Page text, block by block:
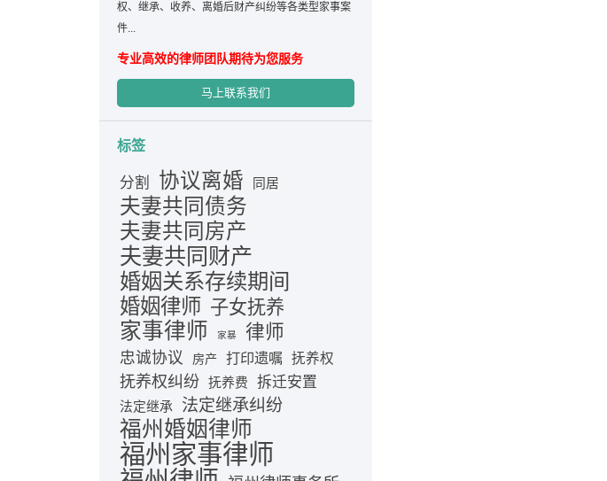
权、继承、收养、离婚后财产纠纷等各类型家事案
件...
专业高效的律师团队期待为您服务
马上联系我们
标签
分割 协议离婚 同居
夫妻共同债务
夫妻共同房产
夫妻共同财产
婚姻关系存续期间
婚姻律师 子女抚养
家事律师 家暴 律师
忠诚协议 房产 打印遗嘱 抚养权
抚养权纠纷 抚养费 拆迁安置
法定继承 法定继承纠纷
福州婚姻律师
福州家事律师